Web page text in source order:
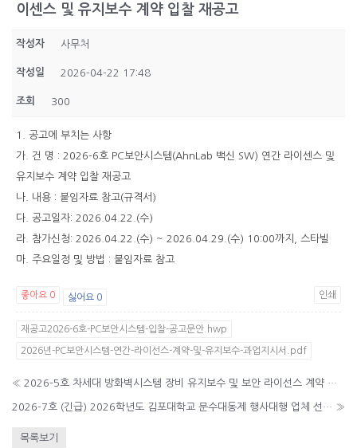
이센스 및 유지보수 계약 입찰 재공고
작성자 사무처
작성일 2026-04-22 17:48
조회 300
1. 공고에 부치는 사항
가. 건 명 : 2026-6호 PC보안시스템(AhnLab 백신 SW) 연간 라이센스 및
유지보수 계약 입찰 재공고
나. 내용 : 붙임자료 참고(규격서)
다. 공고일자: 2026.04.22.(수)
라. 참가신청: 2026.04.22.(수) ~ 2026.04.29.(수) 10:00까지, 스타빌
마. 주요일정 및 방법 : 붙임자료 참고
좋아요 0 싫어요 0 인쇄
재공고2026-6호-PC보안시스템-입찰-공고문안.hwp
2026년-PC보안시스템-연간-라이선스-계약-및-유지보수-과업지시서.pdf
« 2026-5호 차세대 방화벽시스템 장비 유지보수 및 보안 라이선스 계약 입찰 재공고
2026-7호 (긴급) 2026학년도 김포대학교 문수대동제 행사대행 업체 선정 입찰 공고 »
목록보기